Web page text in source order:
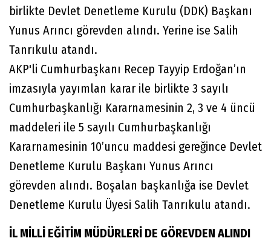
birlikte Devlet Denetleme Kurulu (DDK) Başkanı
Yunus Arıncı görevden alındı. Yerine ise Salih
Tanrıkulu atandı.
AKP'li Cumhurbaşkanı Recep Tayyip Erdoğan’ın
imzasıyla yayımlan karar ile birlikte 3 sayılı
Cumhurbaşkanlığı Kararnamesinin 2, 3 ve 4 üncü
maddeleri ile 5 sayılı Cumhurbaşkanlığı
Kararnamesinin 10’uncu maddesi gereğince Devlet
Denetleme Kurulu Başkanı Yunus Arıncı
görevden alındı. Boşalan başkanlığa ise Devlet
Denetleme Kurulu Üyesi Salih Tanrıkulu atandı.
İL MİLLİ EĞİTİM MÜDÜRLERİ DE GÖREVDEN ALINDI